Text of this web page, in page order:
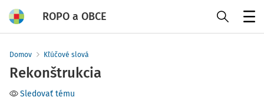
ROPO a OBCE
Domov Kľúčové slová
Rekonštrukcia
Sledovať tému